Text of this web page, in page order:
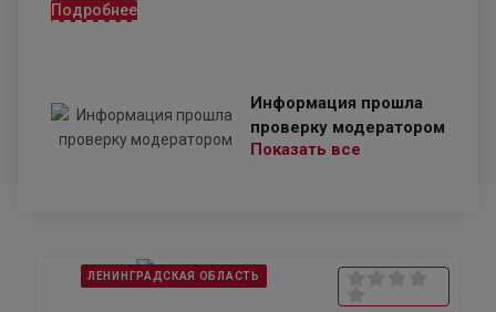
Подробнее
Информация прошла
проверку модератором
Показать все
ЛЕНИНГРАДСКАЯ ОБЛАСТЬ